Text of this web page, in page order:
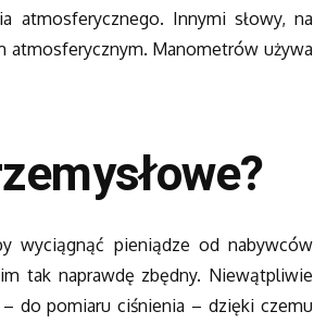
atmosferycznego. Innymi słowy, na
atmosferycznym. Manometrów używa
wyciągnąć pieniądze od nabywców
tak naprawdę zbędny. Niewątpliwie
do pomiaru ciśnienia – dzięki czemu